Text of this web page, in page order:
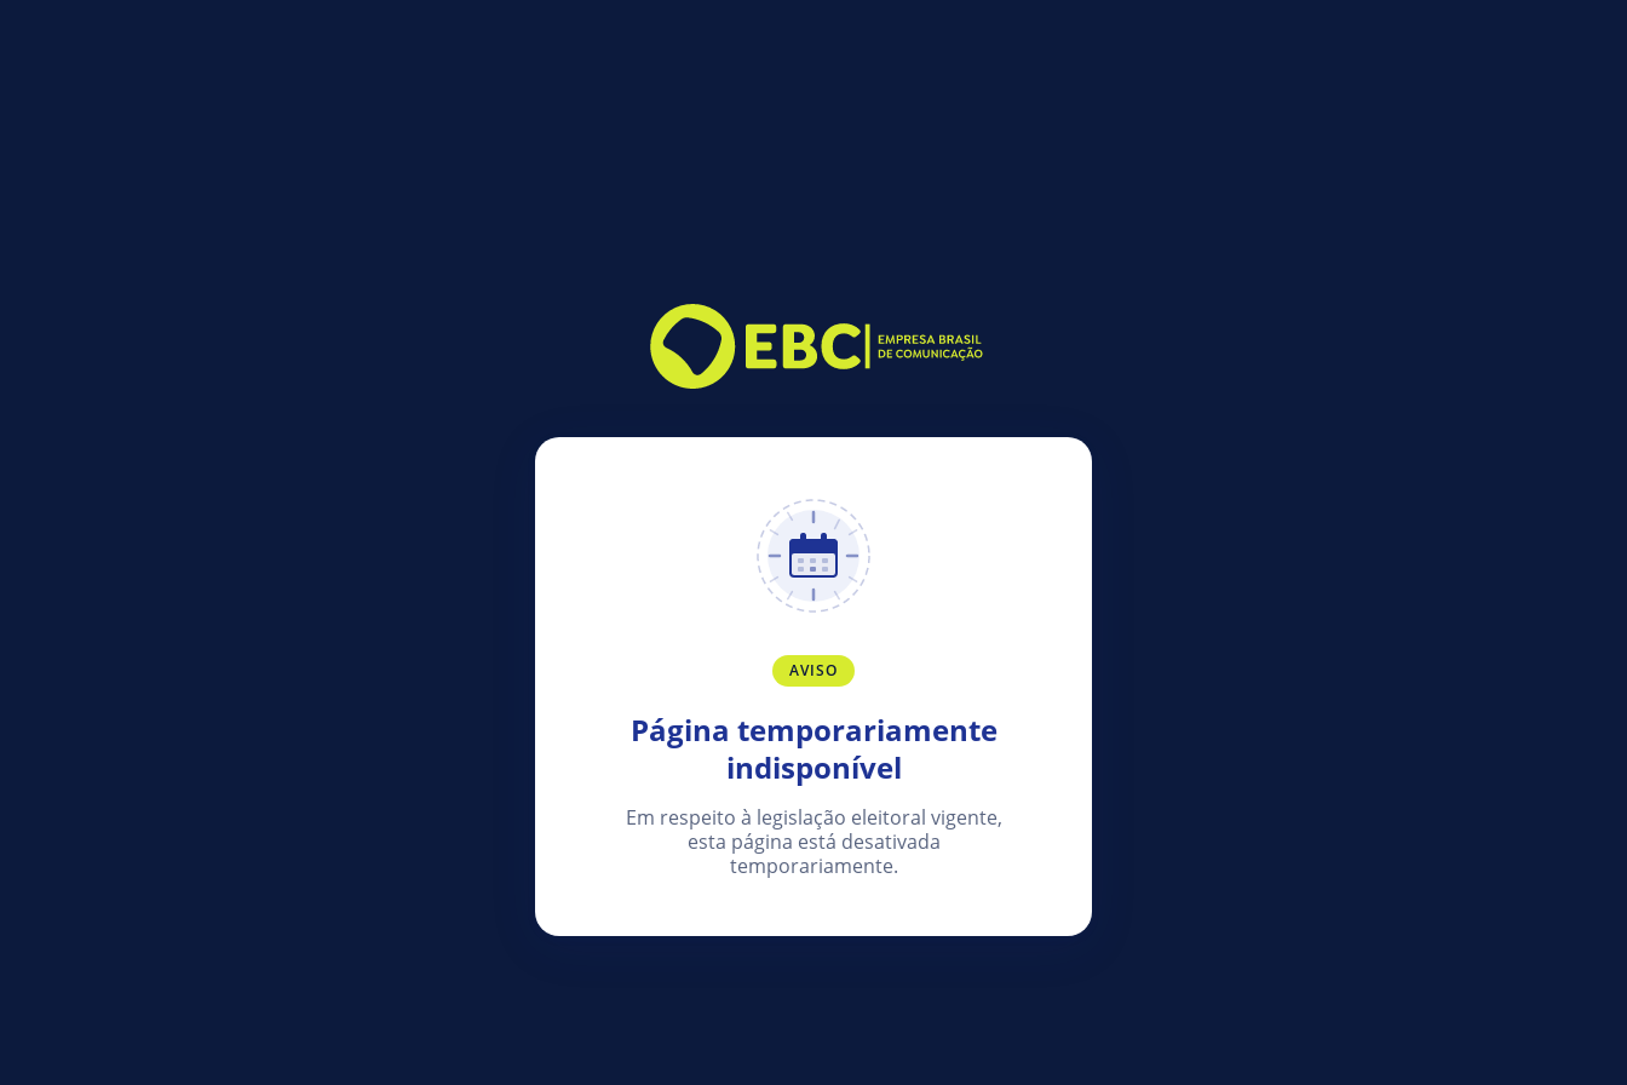
AVISO
Página temporariamente
indisponível
Em respeito à legislação eleitoral vigente,
esta página está desativada
temporariamente.